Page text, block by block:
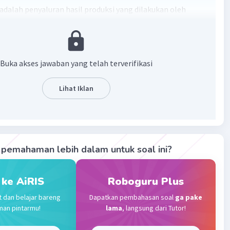
penyaluran hasil produksi yang dilakukan oleh
Balas
Orang yang melakukan kegiatan distribusi dinamakan
·0.0(0)
Buka akses jawaban yang telah terverifikasi
Lihat Iklan
lebih dalam untuk soal ini?
AiRIS
dan belajar bareng
pintarmu!
Roboguru Plus
Dapatkan pembahasan soal ga pake
lama, langsung dari Tutor!